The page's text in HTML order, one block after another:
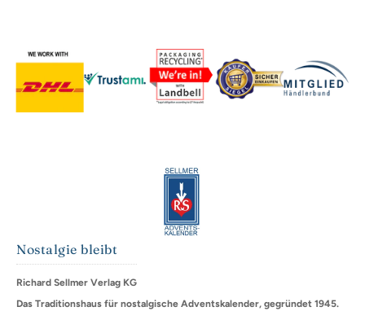
Nostalgie bleibt
Richard Sellmer Verlag KG
Das Traditionshaus für nostalgische Adventskalender, gegründet 1945.